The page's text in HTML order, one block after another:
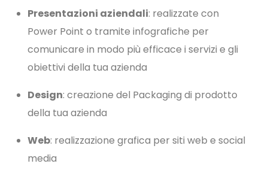
Presentazioni aziendali: realizzate con
Power Point o tramite infografiche per
comunicare in modo più efficace i servizi e gli
obiettivi della tua azienda
Design: creazione del Packaging di prodotto
della tua azienda
Web: realizzazione grafica per siti web e social
media